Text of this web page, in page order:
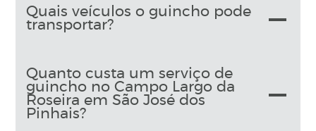
Quais veículos o guincho pode
transportar?
Quanto custa um serviço de
guincho no Campo Largo da
Roseira em São José dos
Pinhais?